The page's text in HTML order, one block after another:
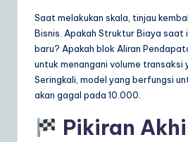
Saat melakukan skala, tinjau
Bisnis. Apakah Struktur Biaya saat
baru? Apakah blok Aliran
untuk menangani volume transaksi
Seringkali, model yang berfungsi
akan gagal pada 10.000.
Pikiran